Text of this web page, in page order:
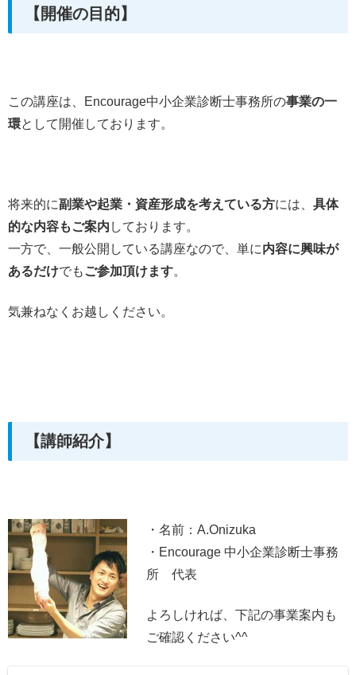
【開催の目的】
この講座は、Encourage中小企業診断士事務所の事業の一
環として開催しております。
将来的に副業や起業・資産形成を考えている方には、 具体
的な内容もご案内 しております。
一方で、一般公開している講座なので、単に内容に興味が
あるだけでも ご参加頂けます。
気兼ねなくお越しください。
【講師紹介】
・名前：A.Onizuka
・Encourage 中小企業診断士事務
所 代表
よろしければ、下記の事業案内も
ご確認ください^^